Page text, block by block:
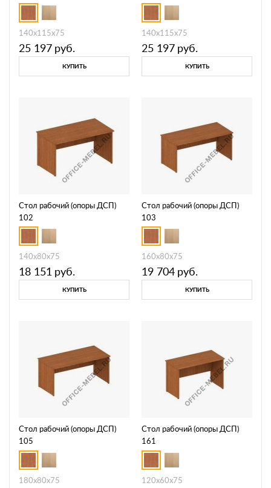
140x115x75
25 197 руб.
КУПИТЬ
140x115x75
25 197 руб.
КУПИТЬ
Стол рабочий (опоры ДСП)
102
140x80x75
18 151 руб.
КУПИТЬ
Стол рабочий (опоры ДСП)
103
160x80x75
19 704 руб.
КУПИТЬ
Стол рабочий (опоры ДСП)
105
180x80x75
Стол рабочий (опоры ДСП)
161
120x60x75